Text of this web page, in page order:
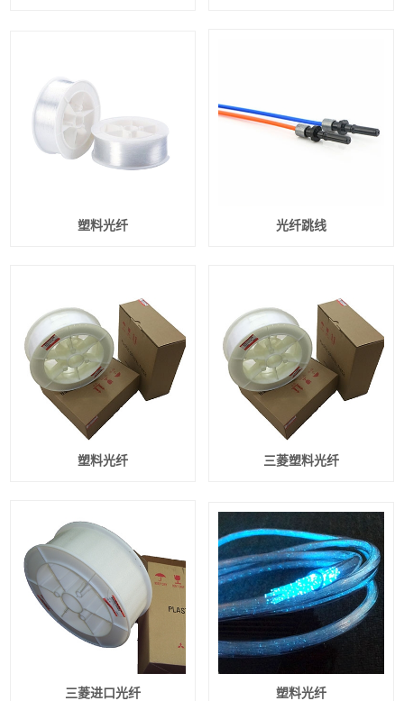
塑料光纤 光纤跳线
塑料光纤 三菱塑料光纤
三菱进口光纤 塑料光纤